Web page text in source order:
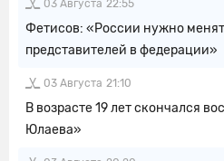
03 Августа 22:55
Фетисов: «России нужно
представителей в федерации»
03 Августа 21:10
В возрасте 19 лет скончался
Юлаева»